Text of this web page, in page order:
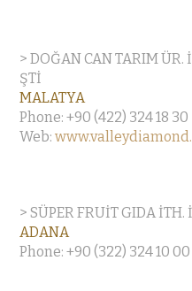
> DOĞAN CAN TARIM ÜR.
ŞTİ
MALATYA
Phone: +90 (422) 324 18 30
Web:
> SÜPER FRUİT GIDA İTH.
ADANA
Phone: +90 (322) 324 10 00